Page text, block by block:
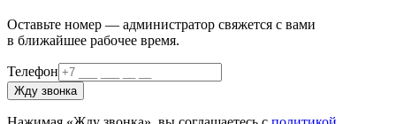
Оставьте номер — администратор свяжется с вами
в ближайшее рабочее время.
Телефон
Жду звонка